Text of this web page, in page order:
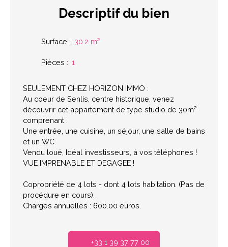
Descriptifdu bien
Surface : 30.2 m²
Pièces : 1
SEULEMENT CHEZ HORIZON IMMO :
Au coeur de Senlis, centre historique, venez
découvrir cet appartement de type studio de 30m²
comprenant :
Une entrée, une cuisine, un séjour, une salle de bains
et un WC.
Vendu loué, Idéal investisseurs, à vos téléphones !
VUE IMPRENABLE ET DEGAGEE !
Copropriété de 4 lots - dont 4 lots habitation. (Pas de
procédure en cours).
Charges annuelles : 600.00 euros.
+33 1 39 37 77 00